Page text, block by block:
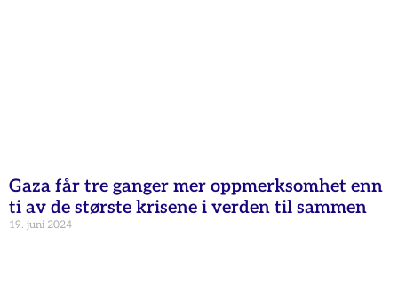
Gaza får tre ganger mer oppmerksomhet enn
ti av de største krisene i verden til sammen
19. juni 2024